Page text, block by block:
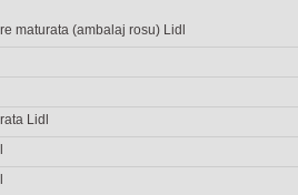
maturata (ambalaj rosu) Lidl
Lidl